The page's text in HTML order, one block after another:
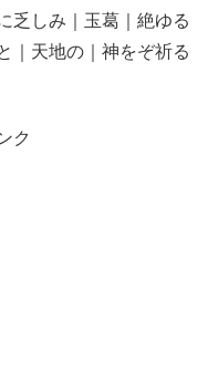
乏しみ｜玉葛｜絶ゆる
｜天地の｜神をぞ祈る
ク